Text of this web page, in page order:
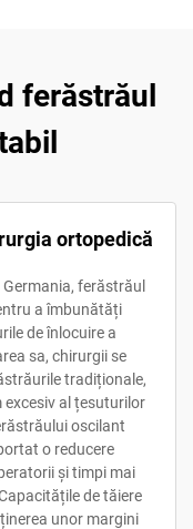
ferăstrăul
ortopedică
ferăstrăul
a îmbunătăți
de înlocuire a
sa, chirurgii se
tradiționale,
al țesuturilor
oscilant
o reducere
și timpi mai
de tăiere
unor margini